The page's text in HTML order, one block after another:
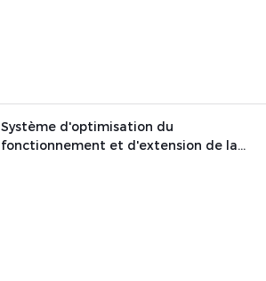
Système d'optimisation du
fonctionnement et d'extension de la